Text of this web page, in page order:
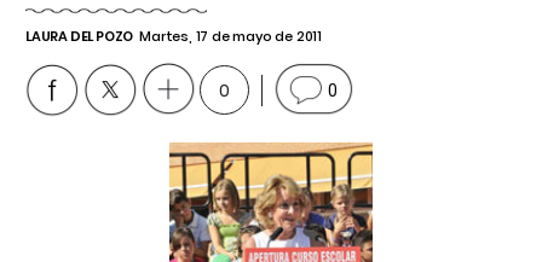
LAURA DEL POZO Martes, 17 de mayo de 2011
0 0